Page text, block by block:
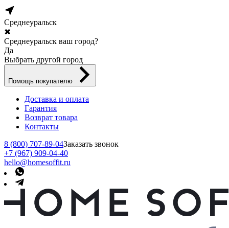
Среднеуральск
✖
Среднеуральск ваш город?
Да
Выбрать другой город
Помощь покупателю
Доставка и оплата
Гарантия
Возврат товара
Контакты
8 (800) 707-89-04Заказать звонок
+7 (967) 909-04-40
hello@homesoffit.ru